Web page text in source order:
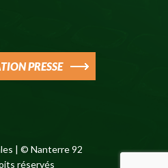
PRESSE
| © Nanterre 92
réservés